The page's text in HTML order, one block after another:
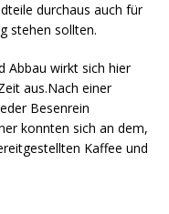
durchaus auch für
stehen sollten.
Abbau wirkt sich hier
aus.Nach einer
Besenrein
konnten sich an dem,
Kaffee und